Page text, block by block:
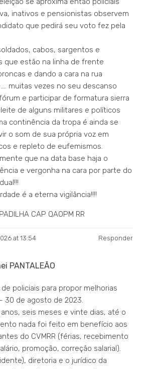
inativos e pensionistas observem
que pedirá seu voto fez pela
cabos, sargentos e
que estão na linha de frente
e dando a cara na rua
muitas vezes no seu descanso
e participar de formatura sierra
de alguns militares e políticos
continência da tropa é ainda se
o som de sua própria voz em
e repleto de eufemismos.
que na data base haja o
e vergonha na cara por parte do
é a eterna vigilância!!!!
CAP QAOPM RR
at 13:54 Responder
PANTALEÃO
policiais para propor melhorias
30 de agosto de 2023.
seis meses e vinte dias, até o
nada foi feito em benefício aos
do CVMRR (férias, recebimento
promoção, correção salarial).
diretoria e o jurídico da